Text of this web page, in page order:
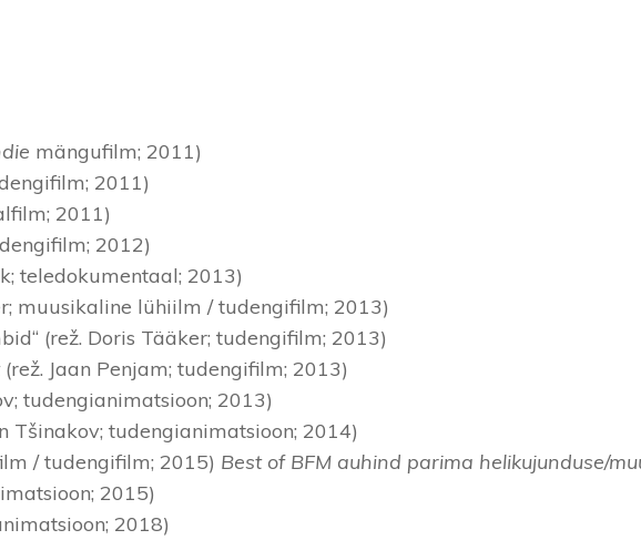
mängufilm; 2011)
2011)
2011)
2012)
teledokumentaal; 2013)
muusikaline lühiilm / tudengifilm; 2013)
(rež. Doris Tääker; tudengifilm; 2013)
(rež. Jaan Penjam; tudengifilm; 2013)
tudengianimatsioon; 2013)
Tšinakov; tudengianimatsioon; 2014)
/ tudengifilm; 2015) Best of BFM auhind parima helikujunduse/
2015)
2018)